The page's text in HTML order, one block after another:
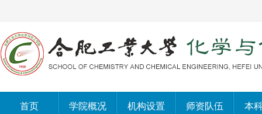
首页 学院概况 机构设置 师资队伍 本